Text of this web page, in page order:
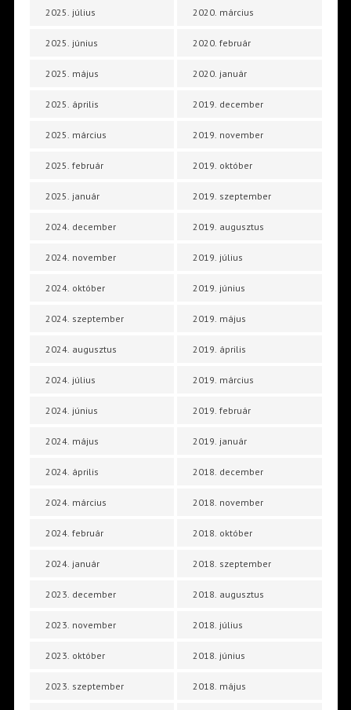
2025. július
2025. június
2025. május
2025. április
2025. március
2025. február
2025. január
2024. december
2024. november
2024. október
2024. szeptember
2024. augusztus
2024. július
2024. június
2024. május
2024. április
2024. március
2024. február
2024. január
2023. december
2023. november
2023. október
2023. szeptember
2020. március
2020. február
2020. január
2019. december
2019. november
2019. október
2019. szeptember
2019. augusztus
2019. július
2019. június
2019. május
2019. április
2019. március
2019. február
2019. január
2018. december
2018. november
2018. október
2018. szeptember
2018. augusztus
2018. július
2018. június
2018. május